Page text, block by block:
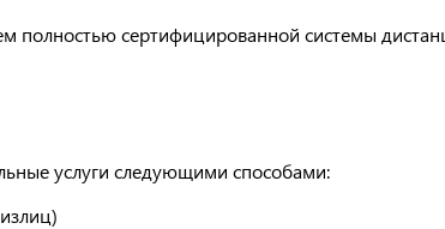
полностью сертифицированной системы
услуги следующими способами: